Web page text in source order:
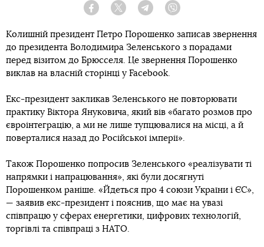
Facebook Twitter Telegram
Колишній президент Петро Порошенко записав звернення
до президента Володимира Зеленського з порадами
перед візитом до Брюсселя. Це звернення Порошенко
виклав на власній сторінці у Facebook.
Екс-президент закликав Зеленського не повторювати
практику Віктора Януковича, який вів «багато розмов про
євроінтеграцію, а ми не лише тупцювалися на місці, а й
поверталися назад до Російської імперії».
Також Порошенко попросив Зеленського «реалізувати ті
напрямки і напрацювання», які були досягнуті
Порошенком раніше. «Йдеться про 4 союзи України і ЄС»,
— заявив екс-президент і пояснив, що має на увазі
співпрацю у сферах енергетики, цифрових технологій,
торгівлі та співпраці з НАТО.